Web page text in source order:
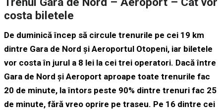
costa biletele
De duminică încep să circule trenurile pe cei 19 km
dintre Gara de Nord și Aeroportul Otopeni, iar biletele
vor costa în jurul a 8 lei la cei trei operatori. Dacă între
Gara de Nord și Aeroport aproape toate trenurile fac
20 de minute, la întors peste 90% dintre trenuri fac 25
de minute, fără vreo oprire pe traseu. Pe 16 dintre cei